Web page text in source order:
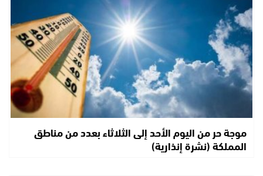
موجة حر من اليوم الأحد إلى الثلاثاء بعدد من مناطق
المملكة (نشرة إنذارية)